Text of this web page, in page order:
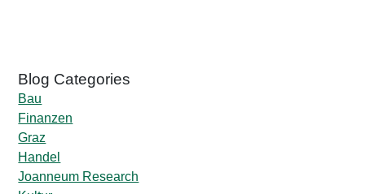
Bau
Finanzen
Graz
Handel
Joanneum Research